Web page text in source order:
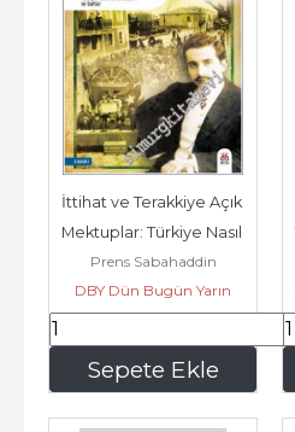
Sepete Ekle
İttihat ve Terakkiye Açık
Mektuplar: Türkiye Nasıl
Kurtarılabilir ve...
Prens Sabahaddin
DBY Dün Bugün Yarın
Yayınları
360,00